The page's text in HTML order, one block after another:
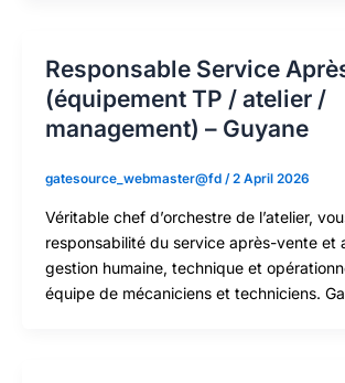
Responsable Service
(équipement TP / atelier /
management) – Guyane
gatesource_webmaster@fd /2 April 2026
Véritable chef d’orchestre de l’atelier,
responsabilité du service après-vente et
gestion humaine, technique et
équipe de mécaniciens et techniciens.